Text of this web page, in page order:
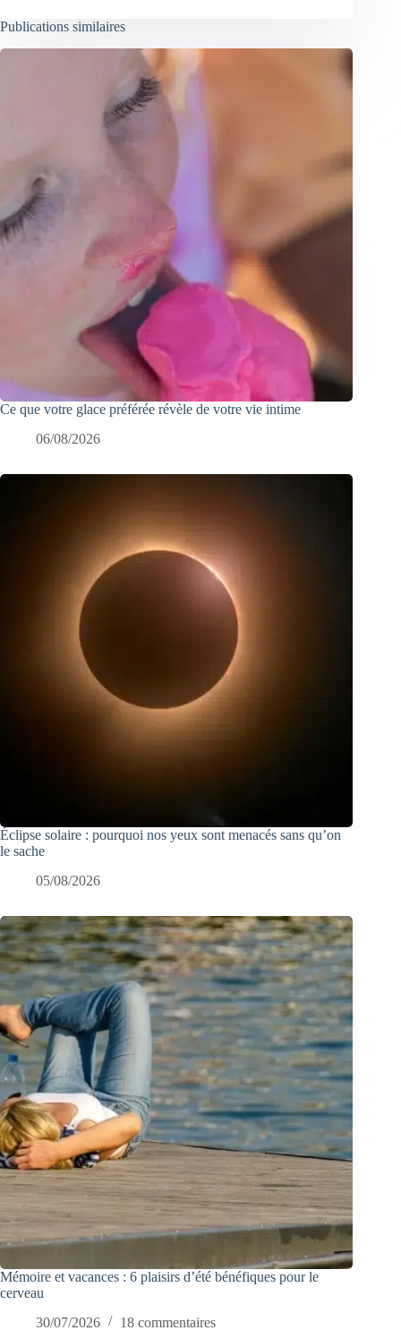
Publications similaires
Ce que votre glace préférée révèle de votre vie intime
06/08/2026
Éclipse solaire : pourquoi nos yeux sont menacés sans qu’on
le sache
05/08/2026
Mémoire et vacances : 6 plaisirs d’été bénéfiques pour le
cerveau
30/07/2026
18 commentaires